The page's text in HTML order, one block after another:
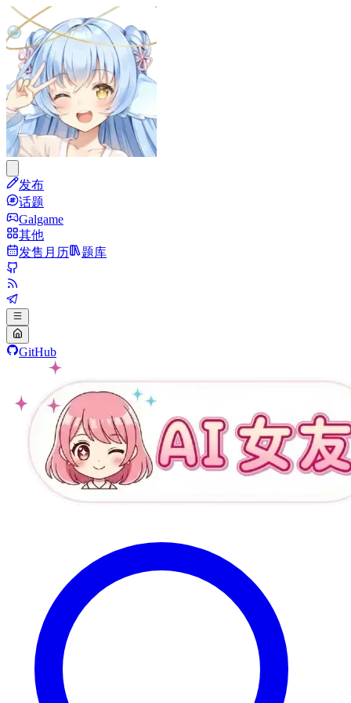
发布
话题
Galgame
其他
发售月历
题库
GitHub